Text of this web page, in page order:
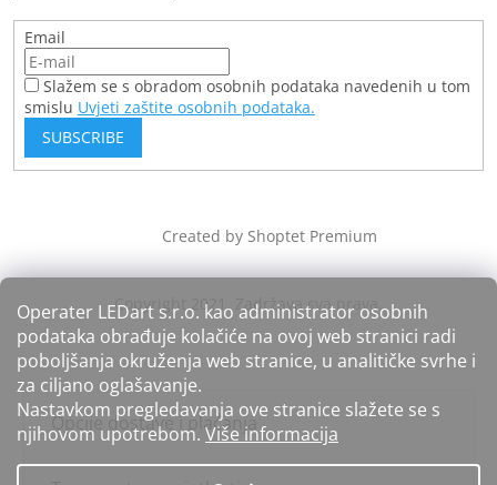
Operater LEDart s.r.o. kao administrator osobnih
podataka obrađuje kolačiće na ovoj web stranici radi
poboljšanja okruženja web stranice, u analitičke svrhe i
za ciljano oglašavanje.
Nastavkom pregledavanja ove stranice slažete se s
njihovom upotrebom. Više informacija
Email
Slažem se s obradom osobnih podataka navedenih u tom
smislu Uvjeti zaštite osobnih podataka.
SUBSCRIBE
Created by Shoptet Premium
Opcije dostave i plaćanja